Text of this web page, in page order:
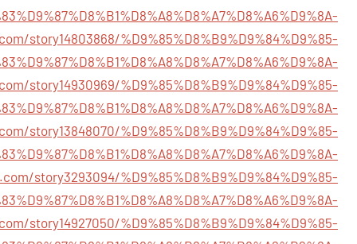
story14803868/%D9%85%D8%B9%D9%84%D9%85-
story14930969/%D9%85%D8%B9%D9%84%D9%85-
story13848070/%D9%85%D8%B9%D9%84%D9%85-
story3293094/%D9%85%D8%B9%D9%84%D9%85-
story14927050/%D9%85%D8%B9%D9%84%D9%85-